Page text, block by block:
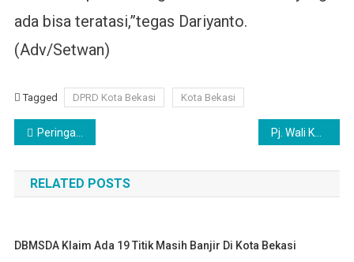
ada bisa teratasi,”tegas Dariyanto.
(Adv/Setwan)
Tagged DPRD Kota Bekasi Kota Bekasi
Navigasi
pos
Peringatan Hari Anak Nasional, Pj Wali Kota Bekasi Berikan Apresiasi Kepada Penggiat Pengajar Non formal
RELATED POSTS
DBMSDA Klaim Ada 19 Titik Masih Banjir Di Kota Bekasi